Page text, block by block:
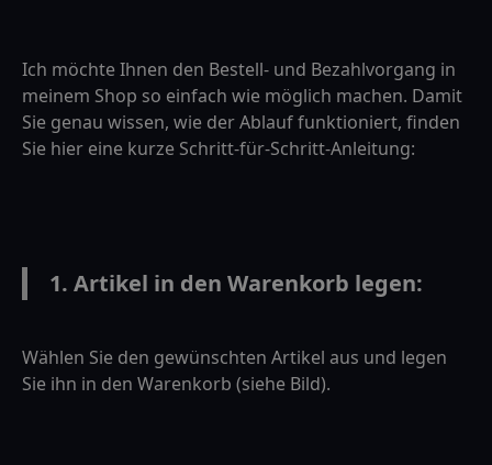
Ich möchte Ihnen den Bestell- und Bezahlvorgang in
meinem Shop so einfach wie möglich machen. Damit
Sie genau wissen, wie der Ablauf funktioniert, finden
Sie hier eine kurze Schritt-für-Schritt-Anleitung:
1. Artikel in den Warenkorb legen:
Wählen Sie den gewünschten Artikel aus und legen
Sie ihn in den Warenkorb (siehe Bild).